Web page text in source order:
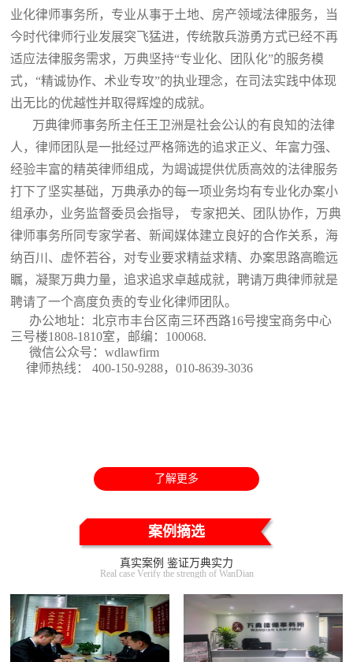
业化律师事务所，专业从事于土地、房产领域法律服务，当
今时代律师行业发展突飞猛进，传统散兵游勇方式已经不再
适应法律服务需求，万典坚持“专业化、团队化”的服务模
式，“精诚协作、术业专攻”的执业理念，在司法实践中体现
出无比的优越性并取得辉煌的成就。
万典律师事务所主任王卫洲是社会公认的有良知的法律
人，律师团队是一批经过严格筛选的追求正义、年富力强、
经验丰富的精英律师组成，为竭诚提供优质高效的法律服务
打下了坚实基础，万典承办的每一项业务均有专业化办案小
组承办，业务监督委员会指导， 专家把关、团队协作，万典
律师事务所同专家学者、新闻媒体建立良好的合作关系，海
纳百川、虚怀若谷，对专业要求精益求精、办案思路高瞻远
瞩，凝聚万典力量，追求追求卓越成就，聘请万典律师就是
聘请了一个高度负责的专业化律师团队。
办公地址：北京市丰台区南三环西路16号搜宝商务中心
三号楼1808-1810室 ，邮编：100068.
微信公众号：wdlawfirm
律师热线： 400-150-9288，010-8639-3036
了解更多
案例摘选
真实案例 鉴证万典实力
Real case Verify the strength of WanDian